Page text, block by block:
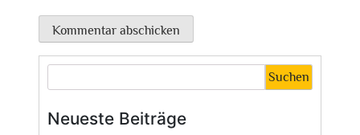
Suchen
Neueste Beiträge